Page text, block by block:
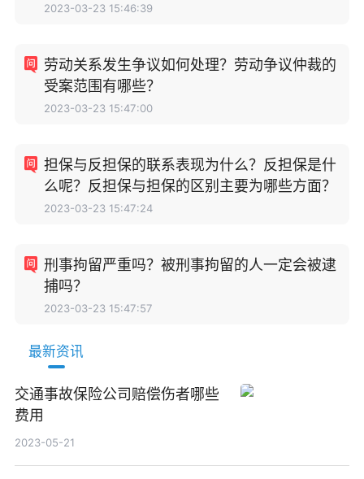
2023-03-23 15:46:39
劳动关系发生争议如何处理？劳动争议仲裁的
受案范围有哪些？
2023-03-23 15:47:00
担保与反担保的联系表现为什么？反担保是什
么呢？反担保与担保的区别主要为哪些方面？
2023-03-23 15:47:24
刑事拘留严重吗？被刑事拘留的人一定会被逮
捕吗？
2023-03-23 15:47:57
最新资讯
交通事故保险公司赔偿伤者哪些
费用
2023-05-21